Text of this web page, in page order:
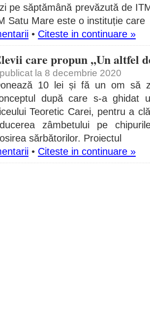
pe săptămână prevăzută de
Satu Mare este o instituție
• Citeste in continuare »
care propun ,,Un altfel
la 8 decembrie 2020
10 lei și fă un om să
după care s-a ghidat
Teoretic Carei, pentru a
zâmbetului pe
sărbătorilor. Proiectul
• Citeste in continuare »